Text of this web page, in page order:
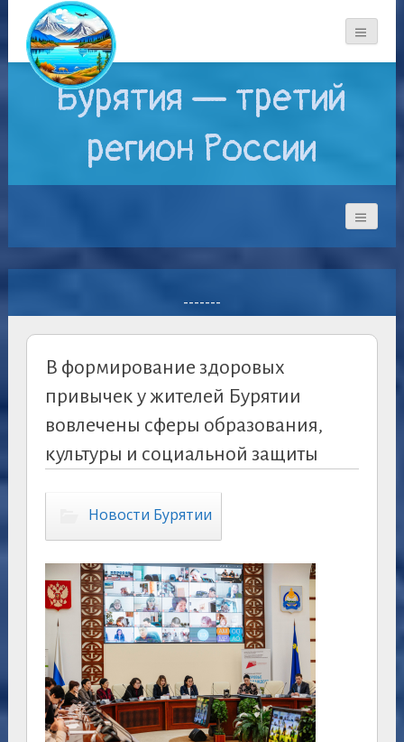
Бурятия — третий
регион России
-------
В формирование здоровых
привычек у жителей Бурятии
вовлечены сферы образования,
культуры и социальной защиты
Новости Бурятии